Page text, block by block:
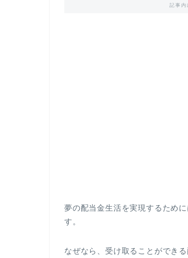
記事内
夢の配当金生活を実現するため
す。
なぜなら、受け取ることができ